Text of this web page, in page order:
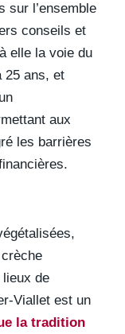
sur l’ensemble
conseils et
elle la voie du
25 ans, et
aux
les barrières
de
Viallet est un
la tradition